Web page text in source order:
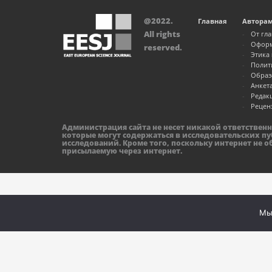
Главная
От
@2022.
All rights
reserved.
Администрация сайта не несет никакой
которые могут содержаться в исследовательских
исследований. Кроме того, поскольку интернет
присылаемую через интернет.
Мы